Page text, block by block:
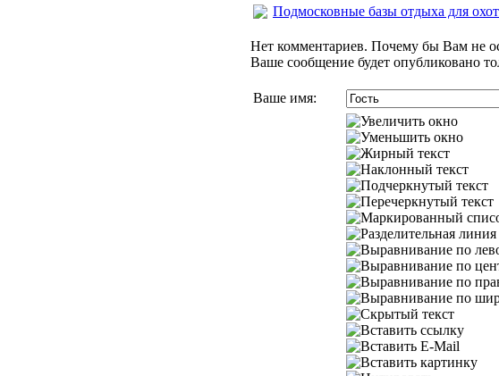
Подмосковные базы отдыха для
Нет комментариев. Почему бы Вам не
Ваше сообщение будет опубликовано
Ваше имя: